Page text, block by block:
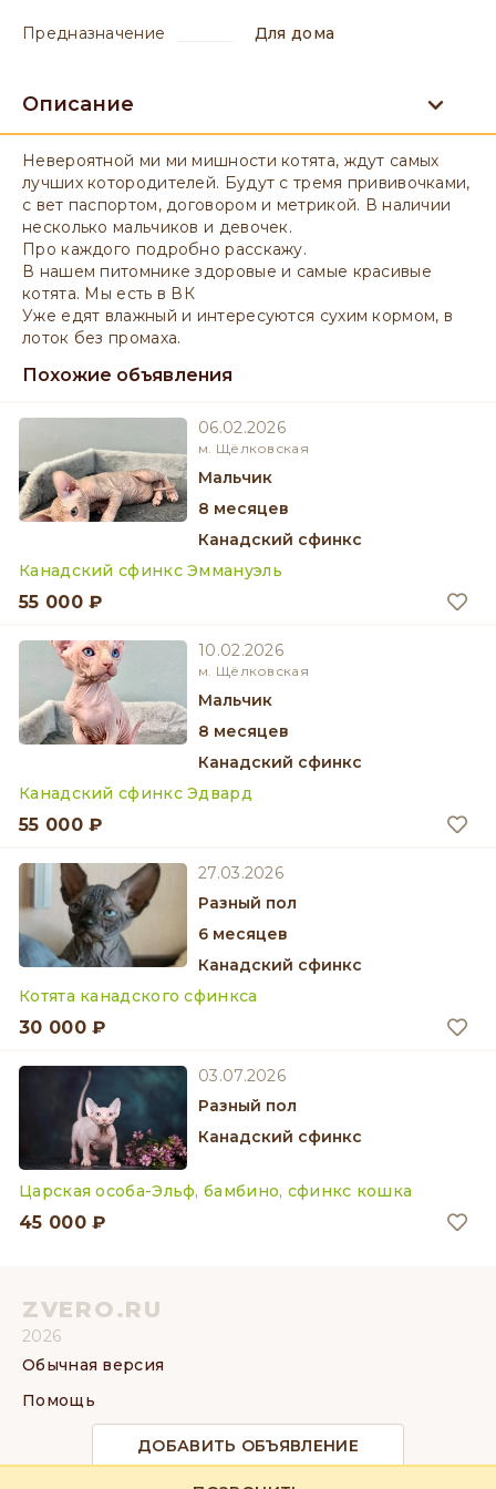
предназначение для дома
Описание
Невероятной ми ми мишности котята, ждут самых
лучших котородителей. Будут с тремя прививочками,
с вет паспортом, договором и метрикой. В наличии
несколько мальчиков и девочек.
Про каждого подробно расскажу.
В нашем питомнике здоровые и самые красивые
котята. Мы есть в ВК
Уже едят влажный и интересуются сухим кормом, в
лоток без промаха.
Похожие объявления
06.02.2026
м. Щёлковская
мальчик
8 месяцев
Канадский сфинкс
Канадский сфинкс Эммануэль
55 000 ₽
10.02.2026
м. Щёлковская
мальчик
8 месяцев
Канадский сфинкс
Канадский сфинкс Эдвард
55 000 ₽
27.03.2026
разный пол
6 месяцев
Канадский сфинкс
Котята канадского сфинкса
30 000 ₽
03.07.2026
разный пол
Канадский сфинкс
Царская особа-Эльф, бамбино, сфинкс кошка
45 000 ₽
ZVERO.RU
2026
Обычная версия
Помощь
ДОБАВИТЬ ОБЪЯВЛЕНИЕ